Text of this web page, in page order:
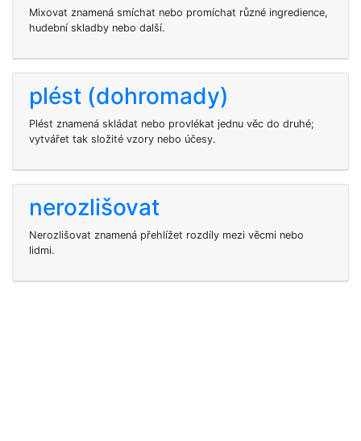
Mixovat znamená smíchat nebo promíchat různé ingredience,
hudební skladby nebo další.
plést (dohromady)
Plést znamená skládat nebo provlékat jednu věc do druhé;
vytvářet tak složité vzory nebo účesy.
nerozlišovat
Nerozlišovat znamená přehlížet rozdíly mezi věcmi nebo
lidmi.